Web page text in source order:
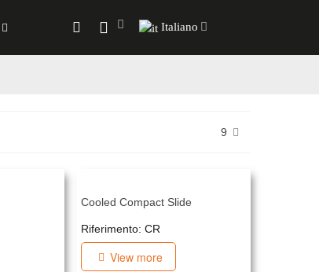
Italiano
9
Cooled Compact Slide
Riferimento: CR
View more